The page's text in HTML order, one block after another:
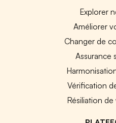
Explorer
Améliorer
Changer de
Assurance
Vérification
Résiliation